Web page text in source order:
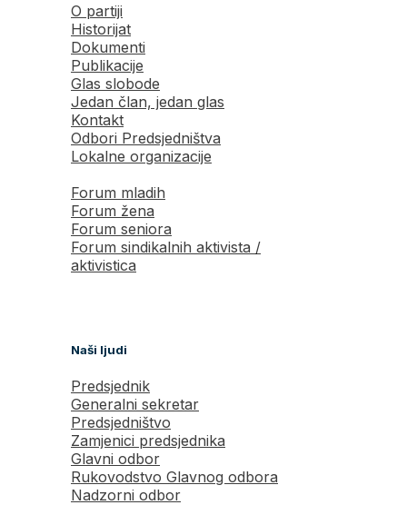
O partiji
Historijat
Dokumenti
Publikacije
Glas slobode
Jedan član, jedan glas
Kontakt
Odbori Predsjedništva
Lokalne organizacije
Forum mladih
Forum žena
Forum seniora
Forum sindikalnih aktivista /
aktivistica
Naši ljudi
Predsjednik
Generalni sekretar
Predsjedništvo
Zamjenici predsjednika
Glavni odbor
Rukovodstvo Glavnog odbora
Nadzorni odbor